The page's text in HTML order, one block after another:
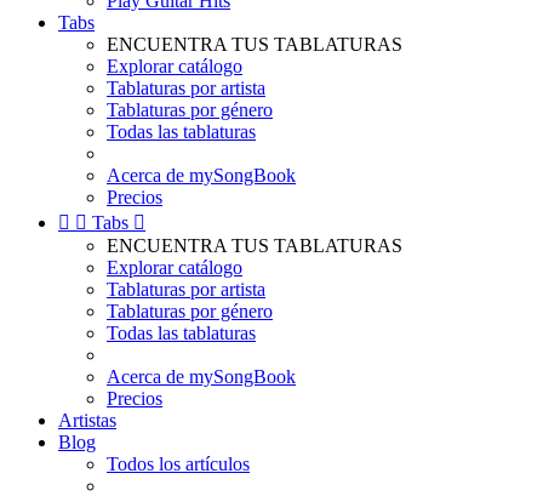
Tabs
ENCUENTRA TUS TABLATURAS
Explorar catálogo
Tablaturas por artista
Tablaturas por género
Todas las tablaturas
Acerca de mySongBook
Precios
  Tabs 
ENCUENTRA TUS TABLATURAS
Explorar catálogo
Tablaturas por artista
Tablaturas por género
Todas las tablaturas
Acerca de mySongBook
Precios
Artistas
Blog
Todos los artículos